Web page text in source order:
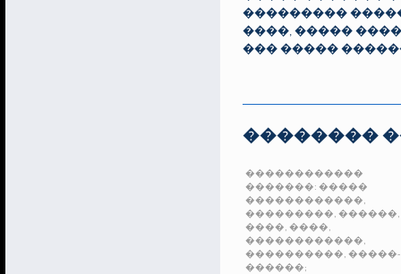
���������
����, �����
��� �����
��������
������������
�������: �����
������������,
���������, ������,
����, ����,
������������,
����������, �����-
������;